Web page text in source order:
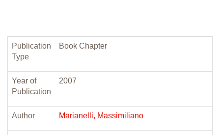
Publication
Type
Book Chapter
Year of
Publication
2007
Author Marianelli, Massimiliano